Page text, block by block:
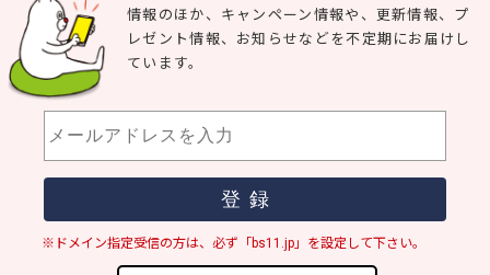
情報のほか、キャンペーン情報や、更新情報、プ
レゼント情報、お知らせなどを不定期にお届けし
ています。
※ドメイン指定受信の方は、必ず「bs11.jp」を設定して下さい。